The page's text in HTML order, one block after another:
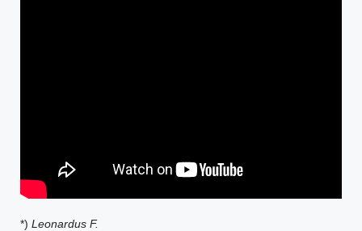
*) Leonardus F.